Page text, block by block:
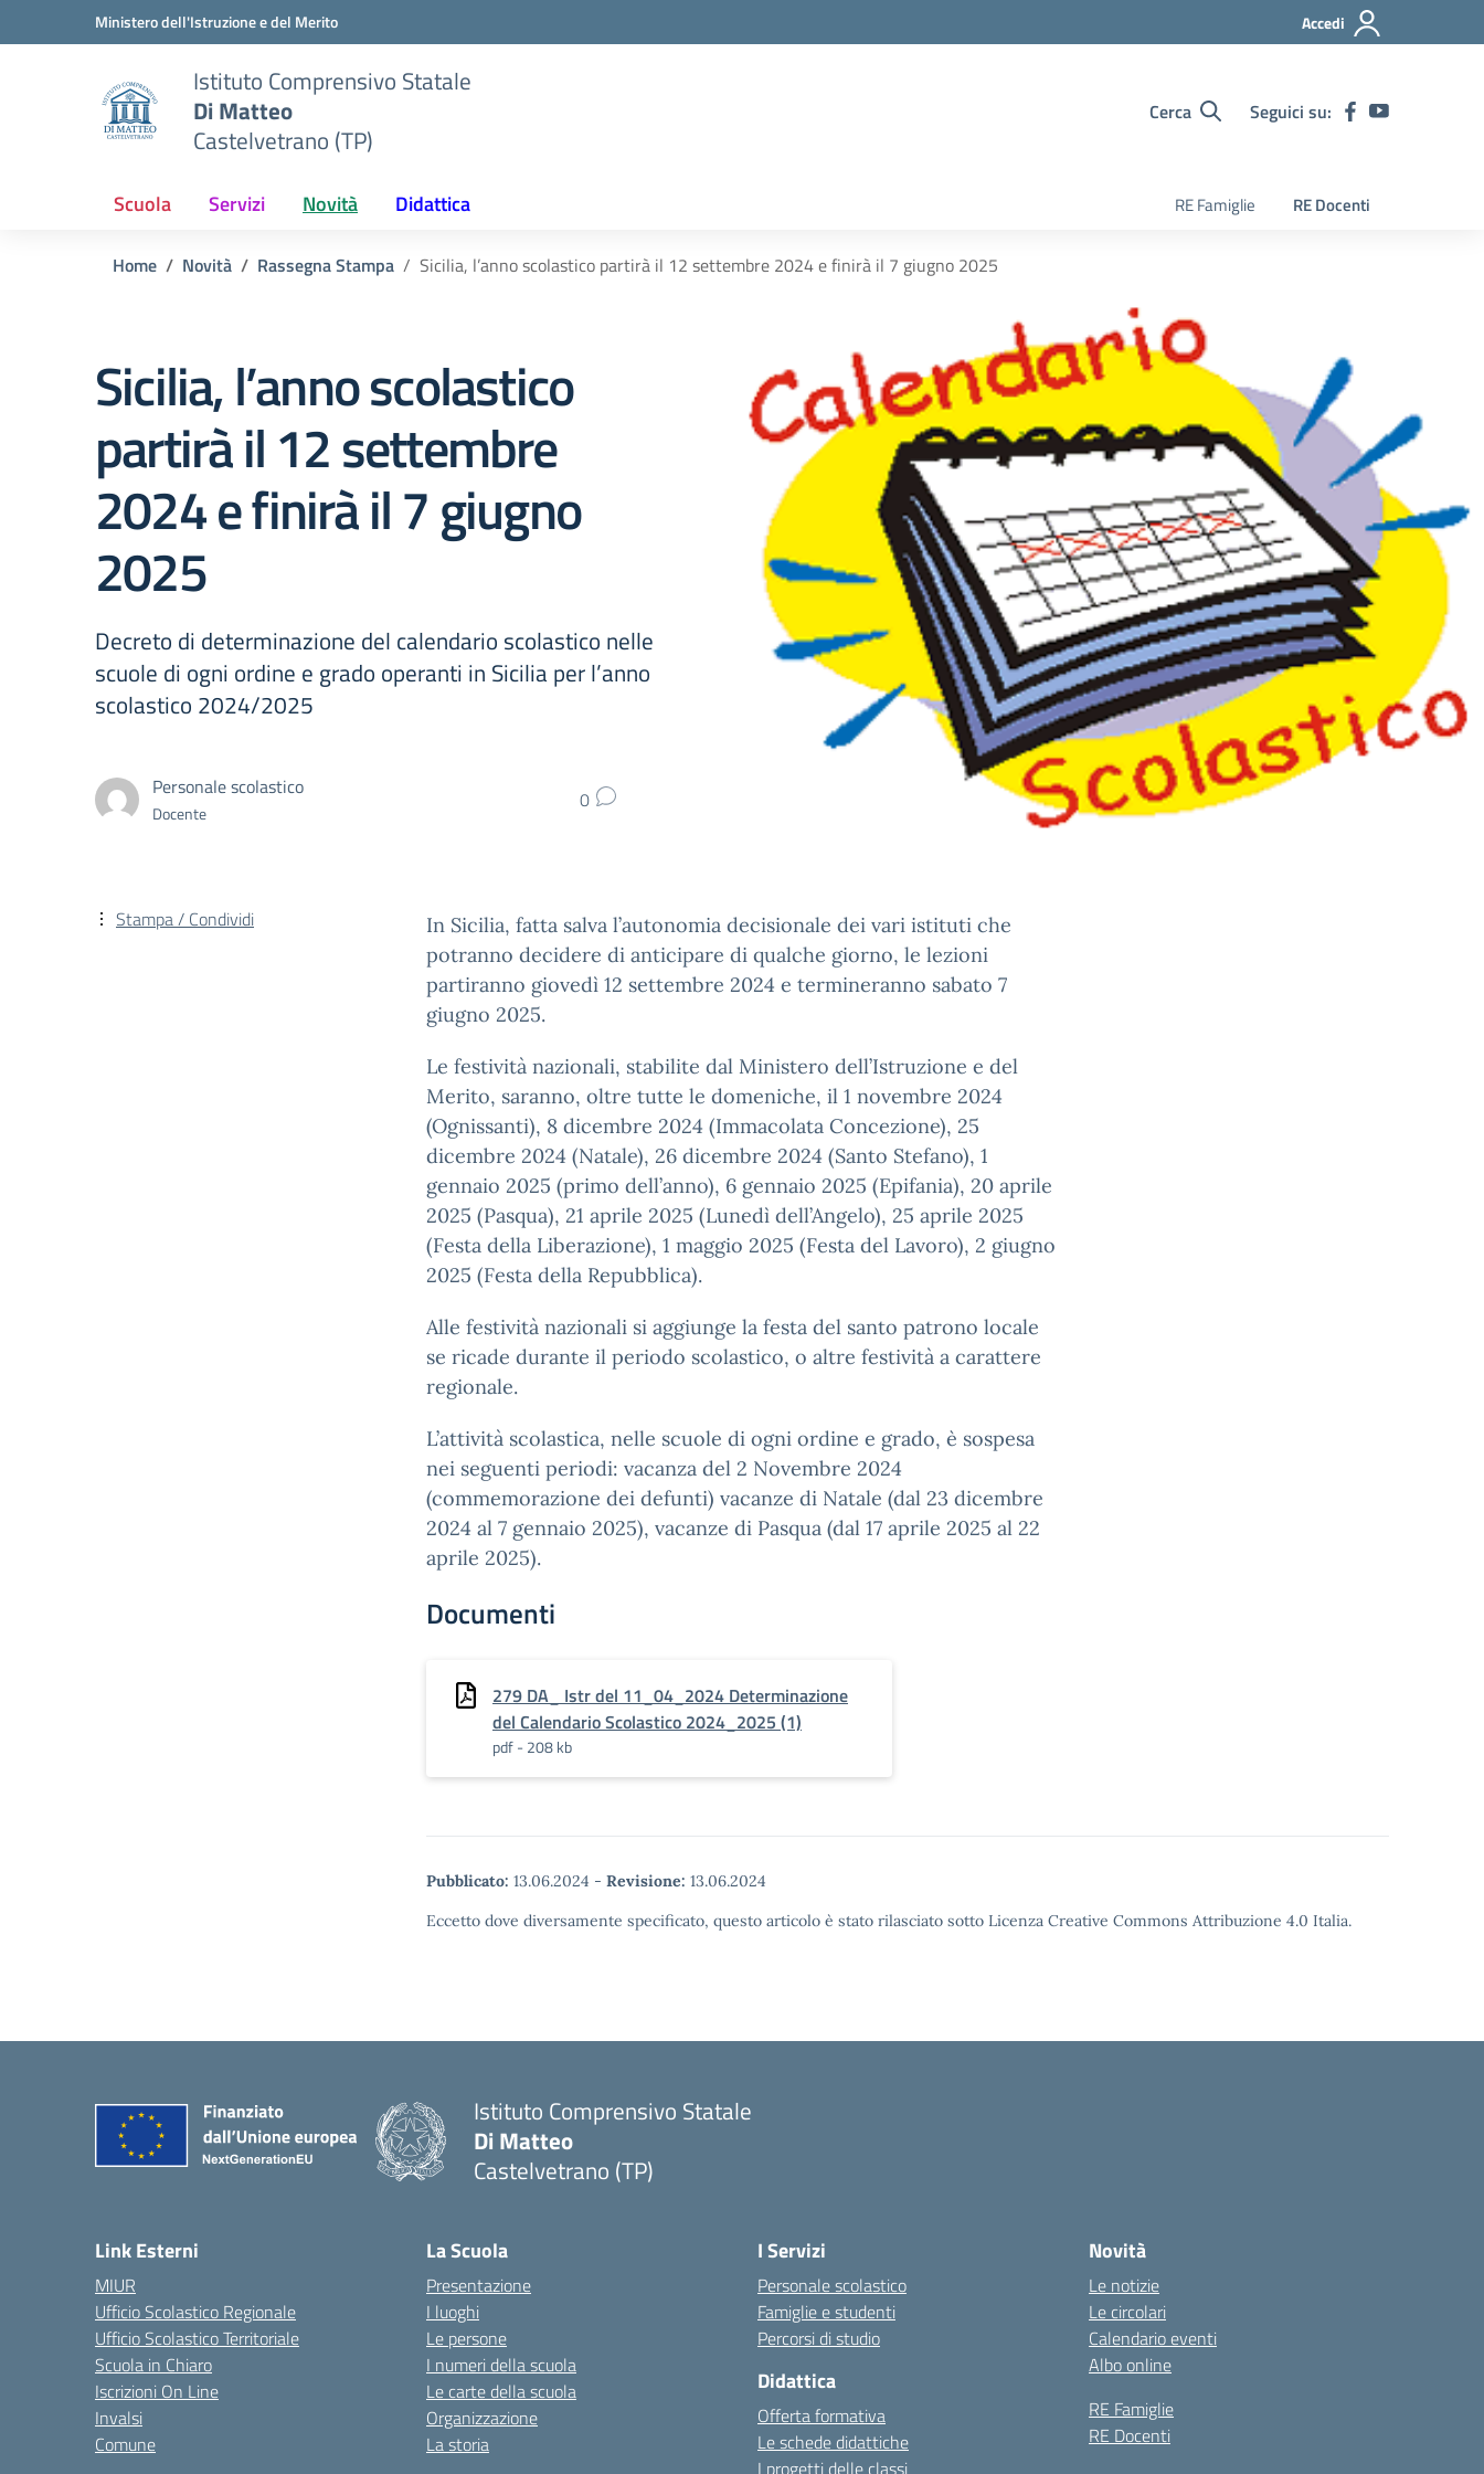
Vai ai contenuti
Vai al menu di navigazioneMinistero dell'Istruzione e del Merito Accedi
Istituto Comprensivo Statale
Di Matteo
Castelvetrano (TP)
Cerca Seguici su:
Scuola Servizi Novità Didattica RE Famiglie RE Docenti
Home Novità Rassegna Stampa Sicilia, l’anno scolastico partirà il 12 settembre 2024 e finirà il 7 giugno 2025
Sicilia, l’anno scolastico
partirà il 12 settembre
2024 e finirà il 7 giugno
2025
Decreto di determinazione del calendario scolastico nelle
scuole di ogni ordine e grado operanti in Sicilia per l’anno
scolastico 2024/2025
Personale scolastico
Docente 0
In Sicilia, fatta salva l’autonomia decisionale dei vari istituti che
potranno decidere di anticipare di qualche giorno, le lezioni
partiranno giovedì 12 settembre 2024 e termineranno sabato 7
giugno 2025.
Le festività nazionali, stabilite dal Ministero dell’Istruzione e del
Merito, saranno, oltre tutte le domeniche, il 1 novembre 2024
(Ognissanti), 8 dicembre 2024 (Immacolata Concezione), 25
dicembre 2024 (Natale), 26 dicembre 2024 (Santo Stefano), 1
gennaio 2025 (primo dell’anno), 6 gennaio 2025 (Epifania), 20 aprile
2025 (Pasqua), 21 aprile 2025 (Lunedì dell’Angelo), 25 aprile 2025
(Festa della Liberazione), 1 maggio 2025 (Festa del Lavoro), 2 giugno
2025 (Festa della Repubblica).
Alle festività nazionali si aggiunge la festa del santo patrono locale
se ricade durante il periodo scolastico, o altre festività a carattere
regionale.
L’attività scolastica, nelle scuole di ogni ordine e grado, è sospesa
nei seguenti periodi: vacanza del 2 Novembre 2024
(commemorazione dei defunti) vacanze di Natale (dal 23 dicembre
2024 al 7 gennaio 2025), vacanze di Pasqua (dal 17 aprile 2025 al 22
aprile 2025).
Documenti
279 DA_ Istr del 11_04_2024 Determinazione
del Calendario Scolastico 2024_2025 (1)
pdf - 208 kb
Pubblicato: 13.06.2024 - Revisione: 13.06.2024
Eccetto dove diversamente specificato, questo articolo è stato rilasciato sotto Licenza Creative Commons Attribuzione 4.0 Italia.
Stampa / Condividi
Istituto Comprensivo Statale
Di Matteo
Castelvetrano (TP)
Link Esterni
MIUR
Ufficio Scolastico Regionale
Ufficio Scolastico Territoriale
Scuola in Chiaro
Iscrizioni On Line
Invalsi
Comune
La Scuola
Presentazione
I luoghi
Le persone
I numeri della scuola
Le carte della scuola
Organizzazione
La storia
I Servizi
Personale scolastico
Famiglie e studenti
Percorsi di studio
Didattica
Offerta formativa
Le schede didattiche
I progetti delle classi
Novità
Le notizie
Le circolari
Calendario eventi
Albo online
RE Famiglie
RE Docenti